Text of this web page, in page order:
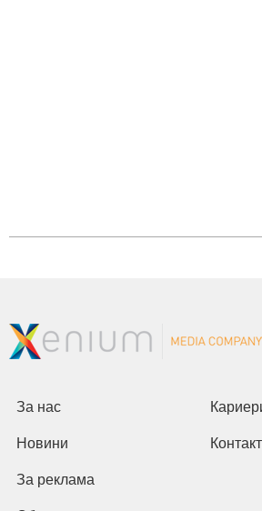
За нас
Новини
За реклама